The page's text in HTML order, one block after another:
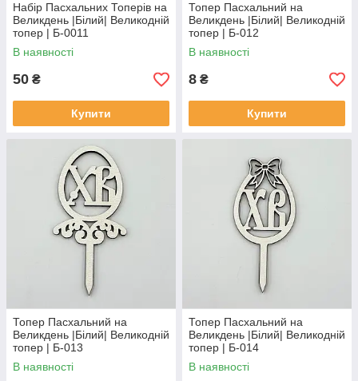
Набір Пасхальних Топерів на
Великдень |Білий| Великодній
топер | Б-0011
В наявності
50 ₴
Купити
Топер Пасхальний на
Великдень |Білий| Великодній
топер | Б-012
В наявності
8 ₴
Купити
Топер Пасхальний на
Великдень |Білий| Великодній
топер | Б-013
В наявності
Топер Пасхальний на
Великдень |Білий| Великодній
топер | Б-014
В наявності